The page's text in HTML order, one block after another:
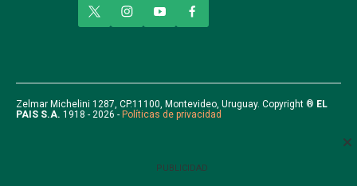
PUBLICIDAD
w
e
r
i
n
g
r
a
y
o
b
e
a
o
o
k
Zelmar Michelini 1287, CP.11100, Montevideo, Uruguay. Copyright ® EL
PAIS S.A. 1918 - 2026 - Políticas de privacidad